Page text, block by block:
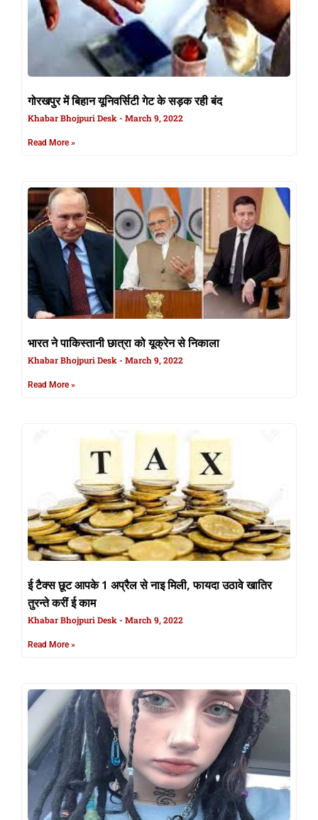
गोरखपुर में बिहान यूनिवर्सिटी गेट के सड़क रही बंद
Khabar Bhojpuri Desk March 9, 2022
Read More »
भारत ने पाकिस्तानी छात्रा को यूक्रेन से निकाला
Khabar Bhojpuri Desk March 9, 2022
Read More »
ई टैक्स छूट आपके 1 अप्रैल से नाइ मिली, फायदा उठावे खातिर
तुरन्ते करीं ई काम
Khabar Bhojpuri Desk March 9, 2022
Read More »